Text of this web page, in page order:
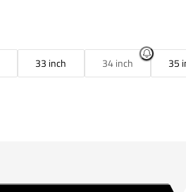
33 inch 34 inch
35